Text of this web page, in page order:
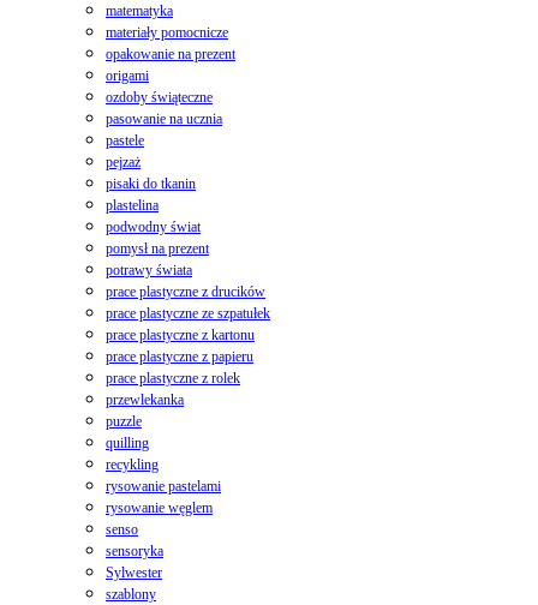
matematyka
materiały pomocnicze
opakowanie na prezent
origami
ozdoby świąteczne
pasowanie na ucznia
pastele
pejzaż
pisaki do tkanin
plastelina
podwodny świat
pomysł na prezent
potrawy świata
prace plastyczne z drucików
prace plastyczne ze szpatułek
prace plastyczne z kartonu
prace plastyczne z papieru
prace plastyczne z rolek
przewlekanka
puzzle
quilling
recykling
rysowanie pastelami
rysowanie węglem
senso
sensoryka
Sylwester
szablony